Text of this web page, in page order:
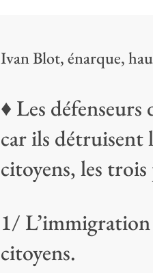
Ivan Blot, énarque,
♦ Les
car ils détruisent
citoyens, les
1/ L’immigration
citoyens.